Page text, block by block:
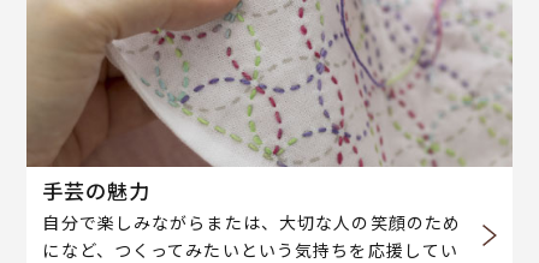
手芸の魅力
自分で楽しみながらまたは、大切な人の笑顔のため
になど、つくってみたいという気持ちを応援してい